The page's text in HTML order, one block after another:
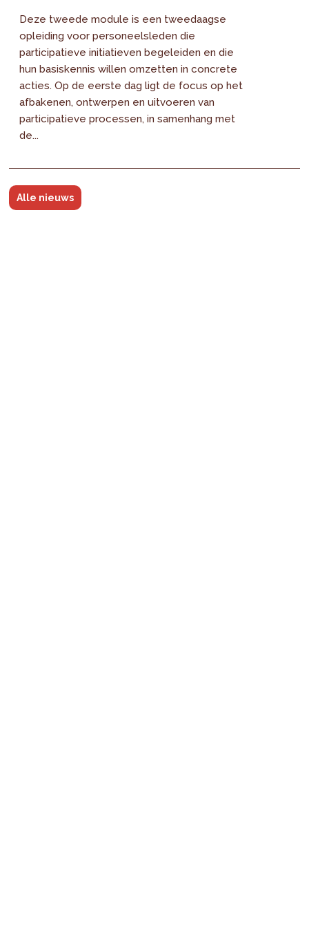
Deze tweede module is een tweedaagse
opleiding voor personeelsleden die
participatieve initiatieven begeleiden en die
hun basiskennis willen omzetten in concrete
acties. Op de eerste dag ligt de focus op het
afbakenen, ontwerpen en uitvoeren van
participatieve processen, in samenhang met
de...
Alle nieuws